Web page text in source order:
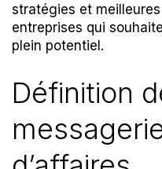
stratégies et
entreprises qui
plein potentiel.
Définition